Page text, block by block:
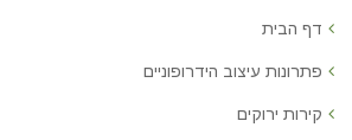
דף הבית
פתרונות עיצוב הידרופוניים
קירות ירוקים